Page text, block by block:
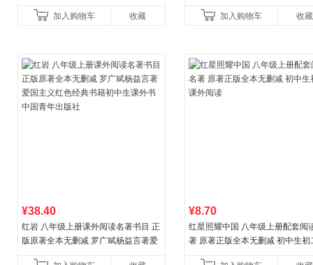
加入购物车 收藏 加入购物车 收藏
¥38.40
红岩 八年级上册课外阅读名著书目 正
版原著全本无删减 罗广斌杨益言著爱
¥8.70
红星照耀中国 八年级上册配套阅
著 原著正版全本无删减 初中生初